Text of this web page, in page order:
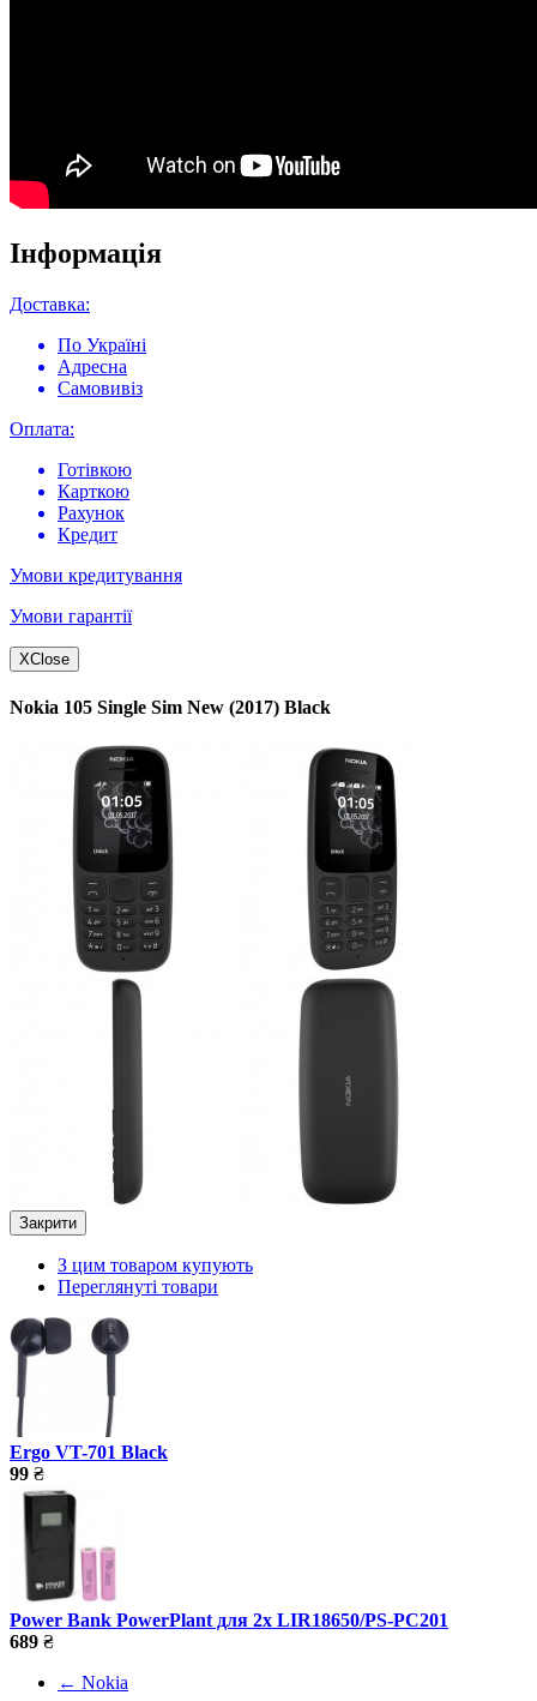
Інформація
Доставка:
По Україні
Адресна
Самовивіз
Оплата:
Готівкою
Карткою
Рахунок
Кредит
Умови кредитування
Умови гарантії
XClose
Nokia 105 Single Sim New (2017) Black
Закрити
З цим товаром купують
Переглянуті товари
Ergo VT-701 Black
99 ₴
Power Bank PowerPlant для 2х LIR18650/PS-PC201
689 ₴
← Nokia